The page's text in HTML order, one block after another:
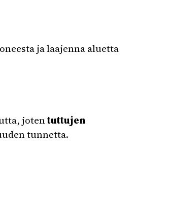
ja laajenna aluetta
jotentuttujen
tunnetta.